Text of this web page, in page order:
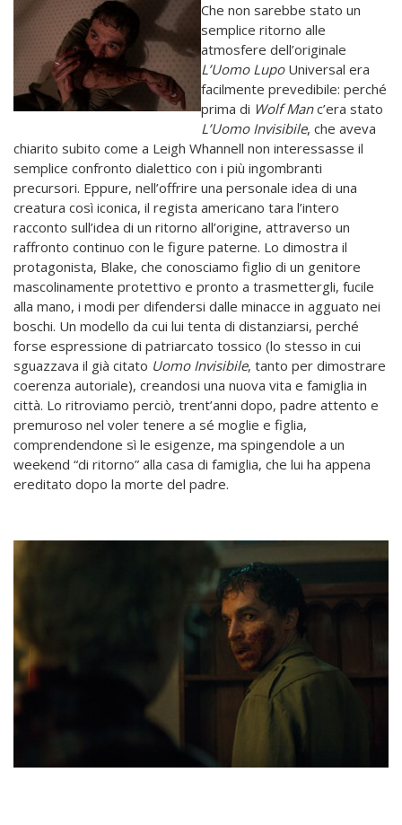
Che non sarebbe stato un
semplice ritorno alle
atmosfere dell’originale
L’Uomo LupoUniversal era
facilmente prevedibile: perché
prima di Wolf Manc’era stato
L’Uomo Invisibile, che aveva
chiarito subito come a Leigh Whannell non interessasse il
semplice confronto dialettico con i più ingombranti
precursori. Eppure, nell’offrire una personale idea di una
creatura così iconica, il regista americano tara l’intero
racconto sull’idea di un ritorno all’origine, attraverso un
raffronto continuo con le figure paterne. Lo dimostra il
protagonista, Blake, che conosciamo figlio di un genitore
mascolinamente protettivo e pronto a trasmettergli, fucile
alla mano, i modi per difendersi dalle minacce in agguato nei
boschi. Un modello da cui lui tenta di distanziarsi, perché
forse espressione di patriarcato tossico (lo stesso in cui
sguazzava il già citato Uomo Invisibile, tanto per dimostrare
coerenza autoriale), creandosi una nuova vita e famiglia in
città. Lo ritroviamo perciò, trent’anni dopo, padre attento e
premuroso nel voler tenere a sé moglie e figlia,
comprendendone sì le esigenze, ma spingendole a un
weekend “di ritorno” alla casa di famiglia, che lui ha appena
ereditato dopo la morte del padre.